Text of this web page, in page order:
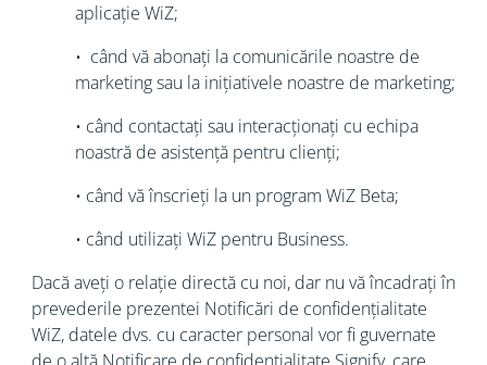
aplicație WiZ;
• când vă abonați la comunicările noastre de
marketing sau la inițiativele noastre de marketing;
• când contactați sau interacționați cu echipa
noastră de asistență pentru clienți;
• când vă înscrieți la un program WiZ Beta;
• când utilizați WiZ pentru Business.
Dacă aveți o relație directă cu noi, dar nu vă încadrați în
prevederile prezentei Notificări de confidențialitate
WiZ, datele dvs. cu caracter personal vor fi guvernate